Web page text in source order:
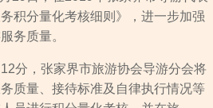
积分量化考核细则》，进一步加强
务质量。
分，张家界市旅游协会导游分会将
质量、接待标准及自律执行情况等